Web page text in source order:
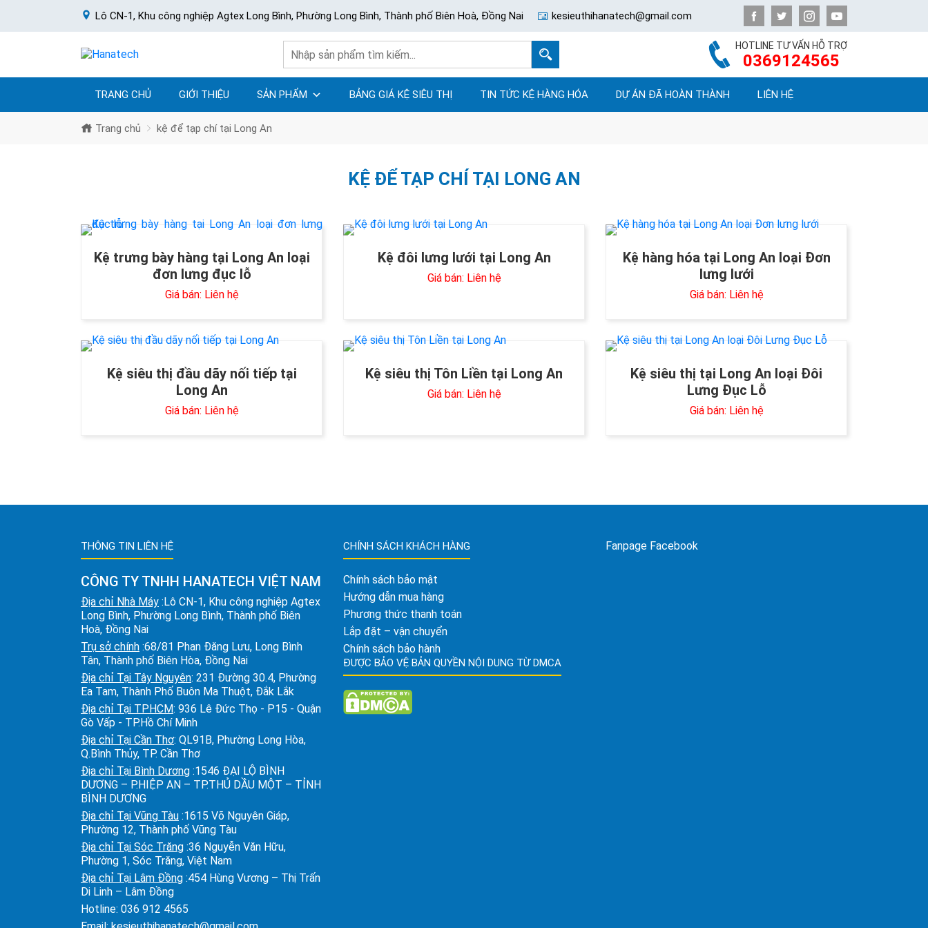
Lô CN-1, Khu công nghiệp Agtex Long Bình, Phường Long Bình, Thành phố Biên Hoà, Đồng Nai kesieuthihanatech@gmail.com
HOTLINE TƯ VẤN HỖ TRỢ
0369124565
TRANG CHỦ GIỚI THIỆU SẢN PHẨM BẢNG GIÁ KỆ SIÊU THỊ TIN TỨC KỆ HÀNG HÓA DỰ ÁN ĐÃ HOÀN THÀNH LIÊN HỆ
Trang chủ kệ để tạp chí tại Long An
KỆ ĐỂ TẠP CHÍ TẠI LONG AN
Kệ trưng bày hàng tại Long An loại
đơn lưng đục lỗ
Giá bán: Liên hệ
Kệ đôi lưng lưới tại Long An
Giá bán: Liên hệ
Kệ hàng hóa tại Long An loại Đơn
lưng lưới
Giá bán: Liên hệ
Kệ siêu thị đầu dãy nối tiếp tại
Long An
Giá bán: Liên hệ
Kệ siêu thị Tôn Liền tại Long An
Giá bán: Liên hệ
Kệ siêu thị tại Long An loại Đôi
Lưng Đục Lỗ
Giá bán: Liên hệ
THÔNG TIN LIÊN HỆ
CÔNG TY TNHH HANATECH VIỆT NAM
Địa chỉ Nhà Máy :Lô CN-1, Khu công nghiệp Agtex
Long Bình, Phường Long Bình, Thành phố Biên
Hoà, Đồng Nai
Trụ sở chính :68/81 Phan Đăng Lưu, Long Bình
Tân, Thành phố Biên Hòa, Đồng Nai
Địa chỉ Tại Tây Nguyên: 231 Đường 30.4, Phường
Ea Tam, Thành Phố Buôn Ma Thuột, Đắk Lắk
Địa chỉ Tại TPHCM: 936 Lê Đức Thọ - P15 - Quận
Gò Vấp - TP.Hồ Chí Minh
Địa chỉ Tại Cần Thơ: QL91B, Phường Long Hòa,
Q.Bình Thủy, TP. Cần Thơ
Địa chỉ Tại Bình Dương :1546 ĐẠI LỘ BÌNH
DƯƠNG – P.HIỆP AN – TP.THỦ DẦU MỘT – TỈNH
BÌNH DƯƠNG
Địa chỉ Tại Vũng Tàu :1615 Võ Nguyên Giáp,
Phường 12, Thành phố Vũng Tàu
Địa chỉ Tại Sóc Trăng :36 Nguyễn Văn Hữu,
Phường 1, Sóc Trăng, Việt Nam
Địa chỉ Tại Lâm Đồng :454 Hùng Vương – Thị Trấn
Di Linh – Lâm Đồng
Hotline: 036 912 4565
CHÍNH SÁCH KHÁCH HÀNG
Chính sách bảo mật
Hướng dẫn mua hàng
Phương thức thanh toán
Lắp đặt – vận chuyển
Chính sách bảo hành
ĐƯỢC BẢO VỆ BẢN QUYỀN NỘI DUNG TỪ DMCA
Fanpage Facebook